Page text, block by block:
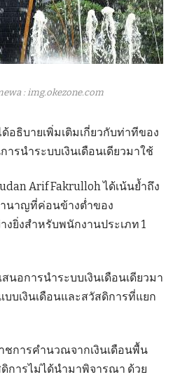
: img.okezone.com
อธิบายเพิ่มเติมเกี่ยวกับท่าทีของ
รนำระบบเงินเดือนเดียวมาใช้
Arif Fakrulloh ได้เน้นย้ำถึง
นาญที่ค่อนข้างต่ำของ
งยิ่งสำหรับพนักงานประเภท 1
นอการนำระบบเงินเดือนเดียวมา
บเงินเดือนและสวัสดิการที่แยก
การคำนวณจากเงินเดือนพื้น
การไม่ได้นำมาพิจารณา ด้วย